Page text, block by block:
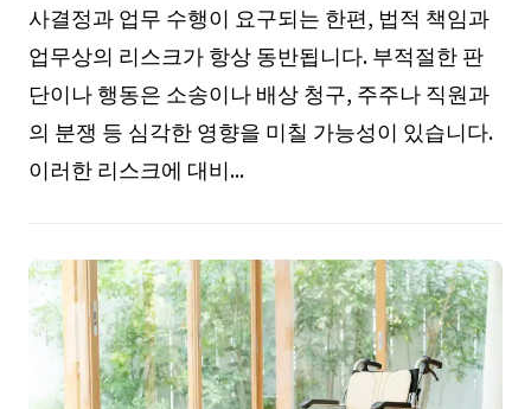
사결정과 업무 수행이 요구되는 한편, 법적 책임과
업무상의 리스크가 항상 동반됩니다. 부적절한 판
단이나 행동은 소송이나 배상 청구, 주주나 직원과
의 분쟁 등 심각한 영향을 미칠 가능성이 있습니다.
이러한 리스크에 대비...